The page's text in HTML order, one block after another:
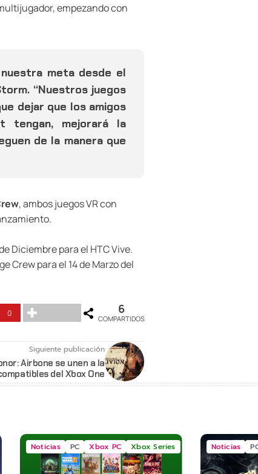
empezando con
meta desde el
“Nuestros juegos
dejar que los amigos
tengan, mejorará la
de la manera que
, ambos juegos VR con
Diciembre para el HTC Vive.
Crew para el 14 de Marzo del
0 6
COMPARTIDOS
Siguiente publicación
Airbone se unen a la
del Xbox One
Noticias PC Xbox PC Xbox Series Noticias